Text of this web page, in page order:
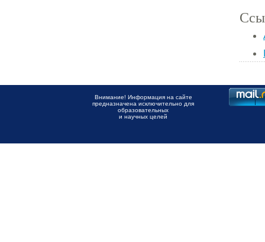
Внимание! Информация на сайте
предназначена исключительно для
образовательных
и научных целей